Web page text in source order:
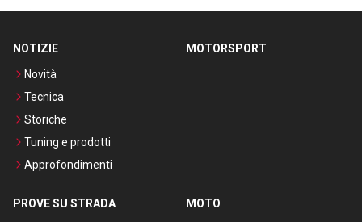
NOTIZIE
Novità
Tecnica
Storiche
Tuning e prodotti
Approfondimenti
MOTORSPORT
PROVE SU STRADA
MOTO